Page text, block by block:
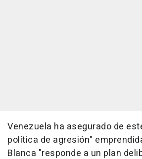
Venezuela ha asegurado de
política de agresión"
Blanca "responde a un plan